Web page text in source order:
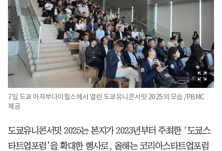
7일 도쿄 아자부다이힐스에서 열린 도쿄유니콘서밋 2025의 모습 /PBMC
제공
도쿄유니콘서밋 2025는 본지가 2023년부터 주최한 ‘도쿄스
타트업포럼’을 확대한 행사로, 올해는 코리아스타트업포럼